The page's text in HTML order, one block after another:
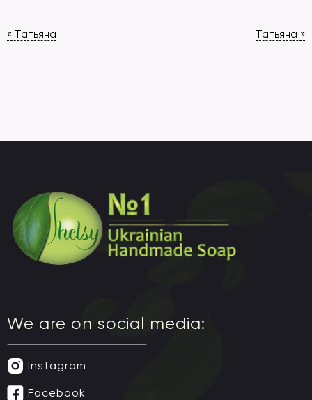
Post
« Татьяна Татьяна »
We are on social media:
Instagram
Facebook